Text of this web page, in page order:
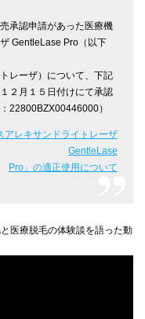
承認申請があった医療機
GentleLase Pro（以下
レーザ）について、下記
２月１５日付けにて承認
22800BZX00446000）
アレキサンドライトレーザ
GentleLase
Pro」の適正使用について
医療脱毛の体験談を語った動